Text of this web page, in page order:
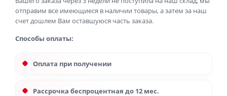
отправим все имеющиеся в наличии товары, а затем за наш
счет дошлем Вам оставшуюся часть заказа.
Способы оплаты:
Оплата при получении
Рассрочка беспроцентная до 12 мес.